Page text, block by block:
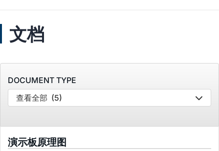
文档
DOCUMENT TYPE
查看全部 (5)
演示板原理图